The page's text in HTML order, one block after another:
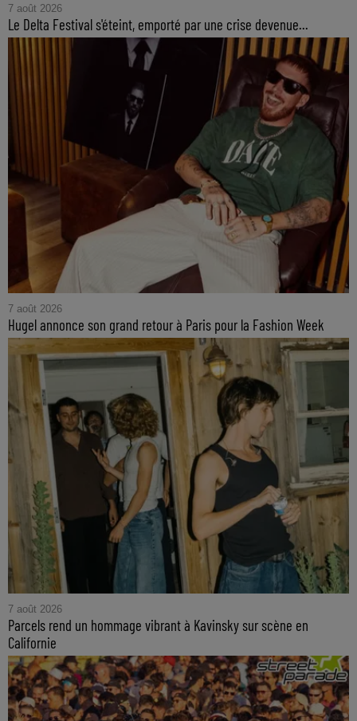
7 août 2026
Le Delta Festival s'éteint, emporté par une crise devenue...
7 août 2026
Hugel annonce son grand retour à Paris pour la Fashion Week
7 août 2026
Parcels rend un hommage vibrant à Kavinsky sur scène en
Californie